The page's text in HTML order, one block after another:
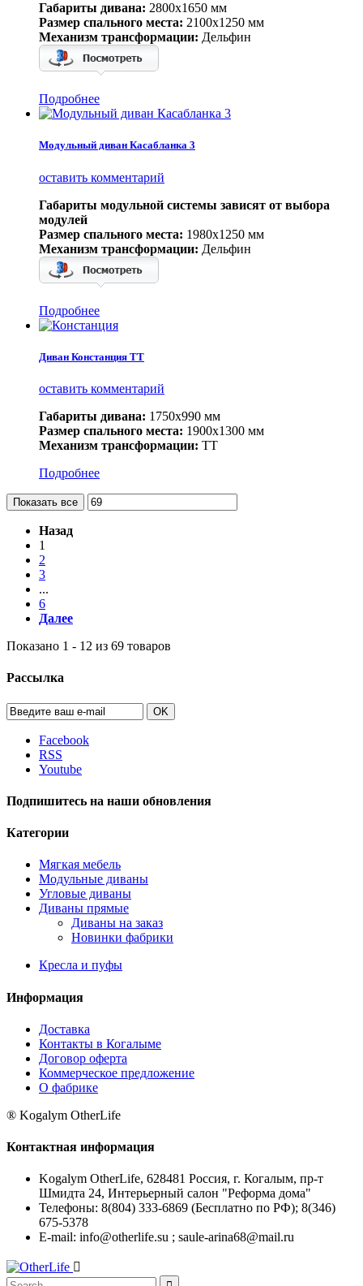
Габариты дивана: 2800х1650 мм
Размер спального места: 2100х1250 мм
Механизм трансформации: Дельфин
Подробнее
Модульный диван Касабланка 3
оставить комментарий
Габариты модульной системы зависят от выбора
модулей
Размер спального места: 1980х1250 мм
Механизм трансформации: Дельфин
Подробнее
Диван Констанция ТТ
оставить комментарий
Габариты дивана: 1750х990 мм
Размер спального места: 1900х1300 мм
Механизм трансформации: ТТ
Подробнее
Показать все
Назад
1
2
3
...
6
Далее
Показано 1 - 12 из 69 товаров
Рассылка
OK
Facebook
RSS
Youtube
Подпишитесь на наши обновления
Категории
Мягкая мебель
Модульные диваны
Угловые диваны
Диваны прямые
Диваны на заказ
Новинки фабрики
Кресла и пуфы
Информация
Доставка
Контакты в Когалыме
Договор оферта
Коммерческое предложение
О фабрике
® Kogalym OtherLife
Контактная информация
Kogalym OtherLife, 628481 Россия, г. Когалым, пр-т
Шмидта 24, Интерьерный салон "Реформа дома"
Телефоны: 8(804) 333-6869 (Бесплатно по РФ); 8(346)
675-5378
E-mail: info@otherlife.su ; saule-arina68@mail.ru
